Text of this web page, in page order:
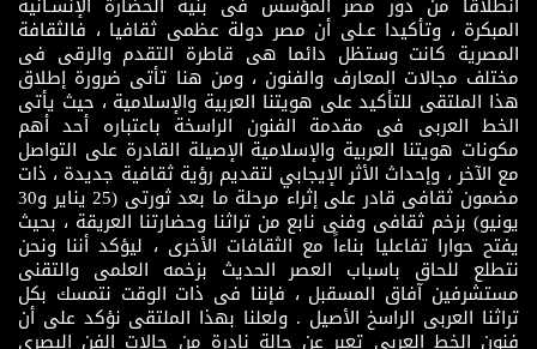
المبكرة ، وتأكيدا عـلى أن مصر دولة عظمى ثقافيا ، فالثقافة
المصرية كانت وستظل دائما هى قاطرة التقدم والرقى فى
مختلف مجالات المعارف والفنون ، ومن هنا تأتى ضرورة إطلاق
هذا الملتقى للتأكيد على هويتنا العربية والإسلامية ، حيث يأتى
الخط العربى فى مقدمة الفنون الراسخة باعتباره أحد أهم
مكونات هويتنا العربية والإسلامية الإصيلة القادرة على التواصل
مع الآخر ، وإحداث الأثر الإيجابي لتقديم رؤية ثقافية جديدة ، ذات
مضمون ثقافى قادر على إثراء مرحلة ما بعد ثورتى (25 يناير و30
يونيو) بزخم ثقافى وفنى نابع من تراثنا وحضارتنا العريقة ، بحيث
يفتح حوارا تفاعليا بناءاً مع الثقافات الأخرى ، ليؤكد أننا ونحن
نتطلع للحاق باسباب العصر الحديث بزخمه العلمى والتقنى
مستشرفين آفاق المسقبل ، فإننا فى ذات الوقت نتمسك بكل
تراثنا العربى الراسخ الأصيل . ولعلنا بهذا الملتقى نؤكد على أن
فنون الخط العربى تعبر عن حالة نادرة من حالات الفن البصرى